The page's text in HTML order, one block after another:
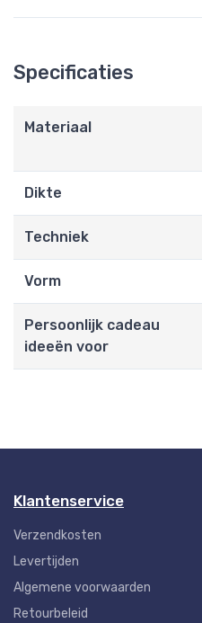
Specificaties
Materiaal
Dikte
Techniek
Vorm
Persoonlijk cadeau
ideeën voor
Klantenservice
Verzendkosten
Levertijden
Algemene voorwaarden
Retourbeleid